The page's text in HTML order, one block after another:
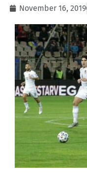
November 16, 2019